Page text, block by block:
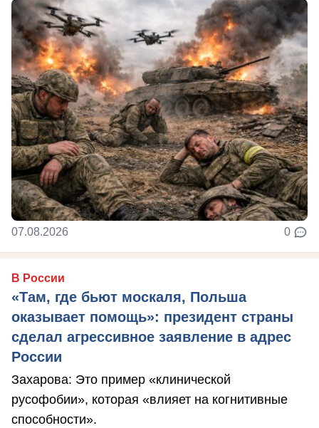
07.08.2026 0
В России
«Там, где бьют москаля, Польша
оказывает помощь»: президент страны
сделал агрессивное заявление в адрес
России
Захарова: Это пример «клинической
русофобии», которая «влияет на когнитивные
способности».